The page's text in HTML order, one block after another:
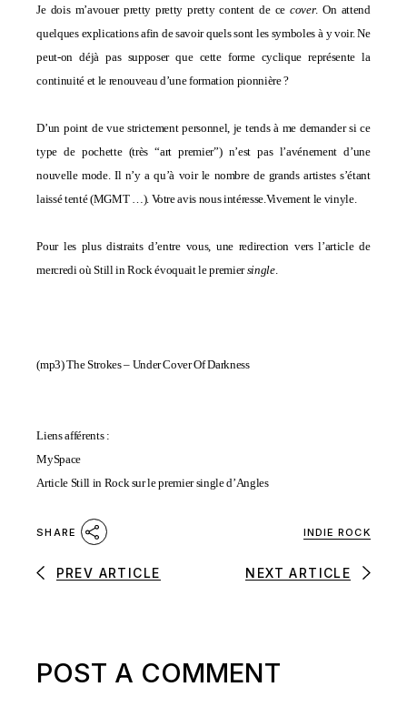
Je dois m’avouerpretty pretty prettycontent de cecover. On attend
quelques explications afin de savoir quels sont les symboles à y voir. Ne
peut-on déjà pas supposer que cette forme cyclique représente la
continuité et le renouveau d’une formation pionnière ?
D’un point de vue strictement personnel, je tends à me demander si ce
type de pochette (très “art premier”) n’est pas l’avénement d’une
nouvelle mode. Il n’y a qu’à voir le nombre de grands artistes s’étant
laissé tenté (MGMT…). Votre avis nous intéresse.Vivement le vinyle.
Pour les plus distraits d’entre vous, une redirection vers l’article de
mercredi où Still in Rock évoquait le premiersingle.
(mp3)The Strokes – Under Cover Of Darkness
Liens afférents :
MySpace
Article Still in Rock sur le premier single d’Angles
SHARE INDIE ROCK
PREV ARTICLE NEXT ARTICLE
POST A COMMENT